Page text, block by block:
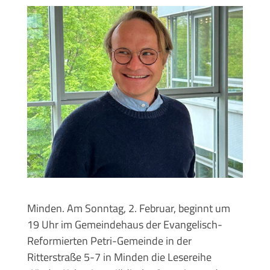
Minden. Am Sonntag, 2. Februar, beginnt um
19 Uhr im Gemeindehaus der Evangelisch-
Reformierten Petri-Gemeinde in der
Ritterstraße 5-7 in Minden die Lesereihe